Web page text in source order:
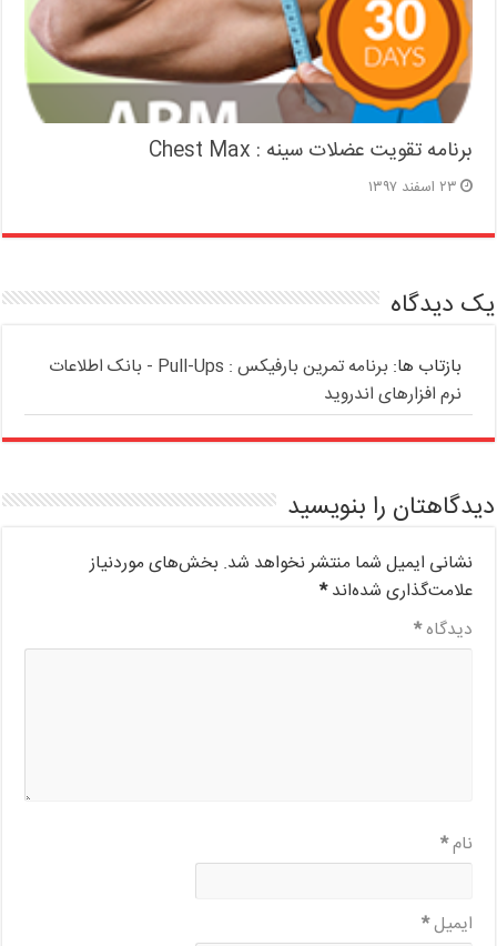
برنامه تقویت عضلات سینه : Chest Max
۲۳ اسفند ۱۳۹۷
یک دیدگاه
بازتاب ها:
برنامه تمرین بارفیکس : Pull-Ups - بانک اطلاعات
نرم افزارهای اندروید
دیدگاهتان را بنویسید
نشانی ایمیل شما منتشر نخواهد شد. بخش‌های موردنیاز
علامت‌گذاری شده‌اند*
دیدگاه*
نام*
ایمیل*